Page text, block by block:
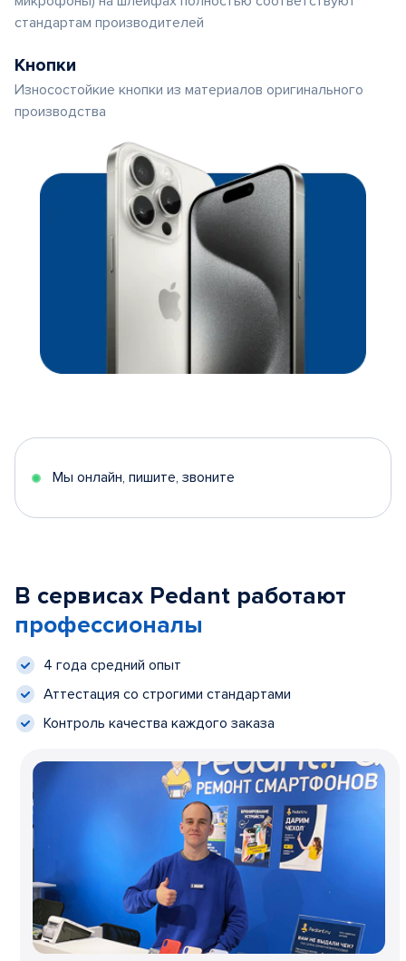
стандартам производителей
Кнопки
Износостойкие кнопки из материалов оригинального
производства
Мы онлайн, пишите, звоните
В сервисах Pedant работают
профессионалы
4 года средний опыт
Аттестация со строгими стандартами
Контроль качества каждого заказа